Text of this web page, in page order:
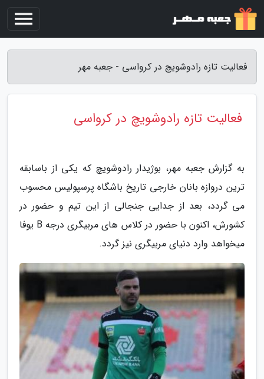
فعالیت تازه رادوشویچ در کرواسی - جعبه مهر
فعالیت تازه رادوشویچ در کرواسی
به گزارش جعبه مهر، بوژیدار رادوشویچ که یکی از باسابقه
ترین دروازه بانان خارجی تاریخ باشگاه پرسپولیس محسوب
می گردد، بعد از جدایی جنجالی از این تیم و حضور در
کشورش، اکنون با حضور در کلاس های مربیگری درجه B یوفا
میخواهد وارد دنیای مربیگری نیز گردد.